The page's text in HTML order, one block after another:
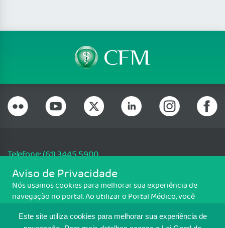
Este site utiliza cookies para melhorar sua experiência de
Telefone: (61) 3445 5900
Email: cfm@portalmedico.org.br
SGAS 616, Conjunto D, Lote 115, L2 Sul, Brasília/DF - CEP: 70200-760 -
CNPJ: 33.583.550/0001-30
Aviso de Privacidade
Nós usamos cookies para melhorar sua experiência de
navegação no portal. Ao utilizar o Portal Médico, você
Para ter mais informações sobre como isso é feito, acesse